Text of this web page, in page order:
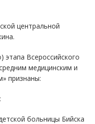
центральной
этапа Всероссийского
медицинским и
признаны:
больницы Бийска